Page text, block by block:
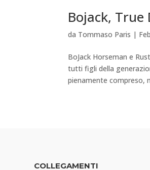
Bojack,
da Tommaso Paris |
BoJack Horseman e
tutti figli della
pienamente compreso,
COLLEGAMENTI